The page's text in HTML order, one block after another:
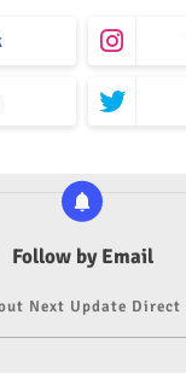
Follow by Email
Next Update Direct